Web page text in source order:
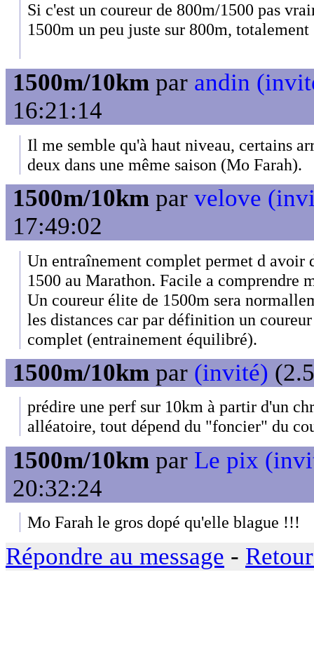
Si c'est un coureur de 800m/1500 pas
1500m un peu juste sur 800m, totalement
1500m/10km par andin
16:21:14
Il me semble qu'à haut niveau, certains
deux dans une même saison (Mo Farah).
1500m/10km par velove
17:49:02
Un entraînement complet permet d avoir
1500 au Marathon. Facile a comprendre
Un coureur élite de 1500m sera
les distances car par définition un
complet (entrainement équilibré).
1500m/10km par (invité)
prédire une perf sur 10km à partir d'un
alléatoire, tout dépend du "foncier" du
1500m/10km par Le pix
20:32:24
Mo Farah le gros dopé qu'elle blague !!!
Répondre au message -